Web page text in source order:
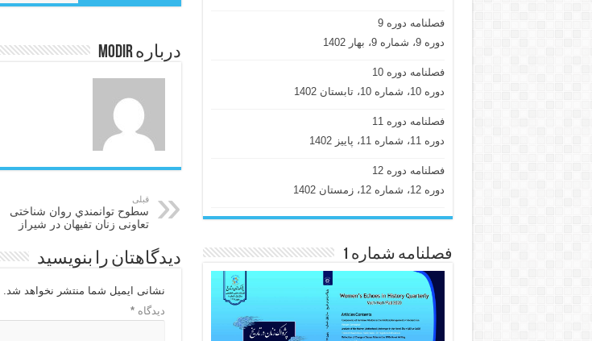
درباره modir
قبلی
سطوح توانمندي روان شناختی
تعاونی زنان تفیهان در شیراز
دیدگاهتان را بنویسید
نشانی ایمیل شما منتشر نخواهد شد.
دیدگاه*
فصلنامه دوره 9
دوره 9، شماره 9، بهار 1402
فصلنامه دوره 10
دوره 10، شماره 10، تابستان 1402
فصلنامه دوره 11
دوره 11، شماره 11، پاییز 1402
فصلنامه دوره 12
دوره 12، شماره 12، زمستان 1402
فصلنامه شماره 1